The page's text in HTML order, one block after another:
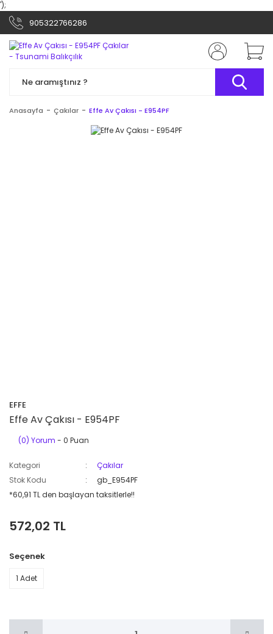
');
905322766286
Anasayfa Çakılar Effe Av Çakısı - E954PF
EFFE
Effe Av Çakısı - E954PF
(0) Yorum - 0 Puan
Kategori
Çakılar
Stok Kodu
gb_E954PF
*60,91 TL den başlayan taksitlerle!!
572,02 TL
Seçenek
1 Adet